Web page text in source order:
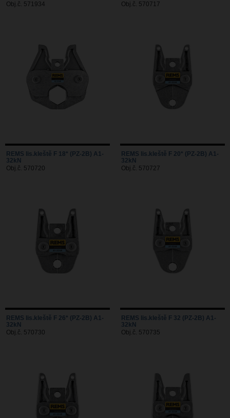
Obj.č. 571934
Obj.č. 570717
REMS lis.kleště F 18* (PZ-2B) A1-
32kN
Obj.č. 570720
REMS lis.kleště F 20* (PZ-2B) A1-
32kN
Obj.č. 570727
REMS lis.kleště F 26* (PZ-2B) A1-
32kN
Obj.č. 570730
REMS lis.kleště F 32 (PZ-2B) A1-
32kN
Obj.č. 570735